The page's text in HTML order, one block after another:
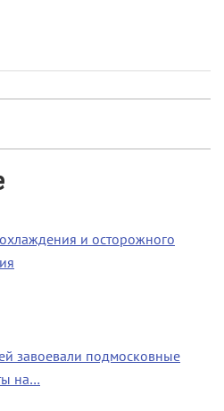
и осторожного
завоевали подмосковные
на…